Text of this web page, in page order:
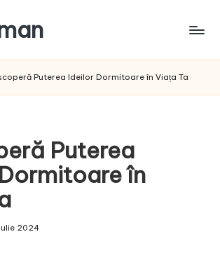
Puterea Ideilor Dormitoare în Viața Ta
Puterea
în
2024